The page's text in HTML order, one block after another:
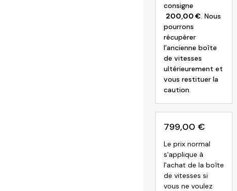
consigne
200,00 €. Nous
pourrons
récupérer
l’ancienne boîte
de vitesses
ultérieurement et
vous restituer la
caution.
799,00 €
Le prix normal
s'applique à
l'achat de la boîte
de vitesses si
vous ne voulez